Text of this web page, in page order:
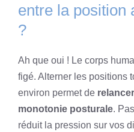
entre la position
?
Ah que oui ! Le corps
figé. Alterner les positions
environ permet de
monotonie posturale.
réduit la pression sur vos